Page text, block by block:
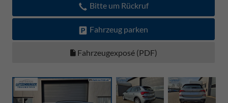
Bitte um Rückruf
Fahrzeug parken
Fahrzeugexposé (PDF)